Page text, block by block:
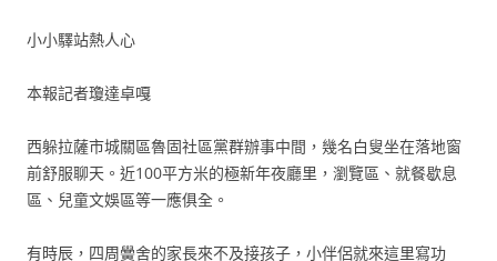
小小驛站熱人心
本報記者瓊達卓嘎
西躲拉薩市城關區魯固社區黨群辦事中間，幾名白叟坐在落地窗
前舒服聊天。近100平方米的極新年夜廳里，瀏覽區、就餐歇息
區、兒童文娛區等一應俱全。
有時辰，四周黌舍的家長來不及接孩子，小伴侶就來這里寫功